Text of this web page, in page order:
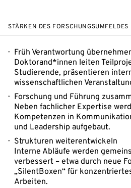
STÄRKEN DES FORSCHUNGSUMFELDES
Früh Verantwortung
Doktorand*innen leiten
Studierende, präsentieren
wissenschaftlichen
Forschung und Führung
Neben fachlicher Expertise
Kompetenzen in
und Leadership aufgebaut.
Strukturen weiterentwickeln
Interne Abläufe werden
verbessert – etwa durch neue
„SilentBoxen“ für
Arbeiten.